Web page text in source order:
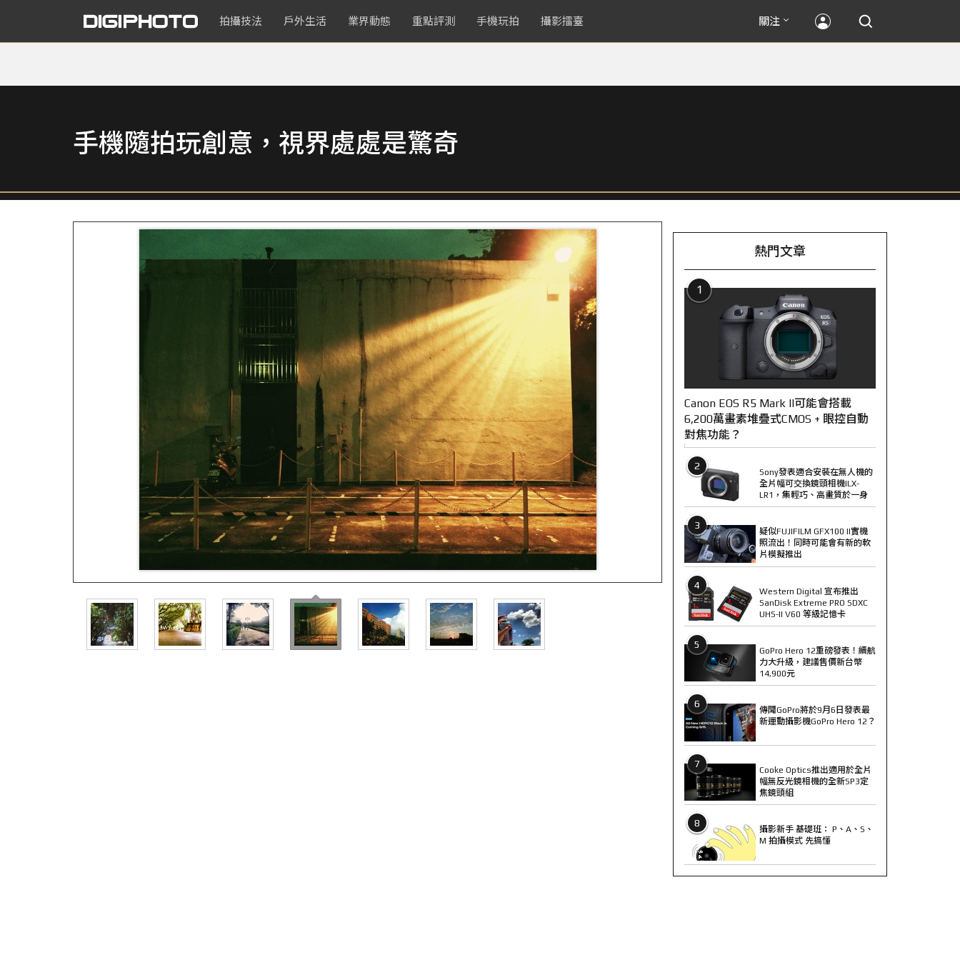
拍攝技法 戶外生活 業界動態 重點評測 手機玩拍 攝影擂臺 關注
手機隨拍玩創意，視界處處是驚奇
熱門文章
1
Canon EOS R5 Mark II可能會搭載
6,200萬畫素堆疊式CMOS + 眼控自動
對焦功能？
2
Sony發表適合安裝在無人機的
全片幅可交換鏡頭相機ILX-
LR1，集輕巧、高畫質於一身
3
疑似FUJIFILM GFX100 II實機
照流出！同時可能會有新的軟
片模擬推出
4
Western Digital 宣布推出
SanDisk Extreme PRO SDXC
UHS-II V60 等級記憶卡
5
GoPro Hero 12重磅發表！續航
力大升級，建議售價新台幣
14,900元
6
傳聞GoPro將於9月6日發表最
新運動攝影機GoPro Hero 12？
7
Cooke Optics推出適用於全片
幅無反光鏡相機的全新SP3定
焦鏡頭組
8
攝影新手 基礎班： P、A、S、
M 拍攝模式 先搞懂